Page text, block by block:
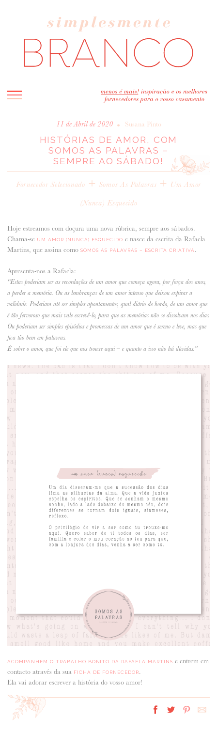
INICIO
BLOG
MELHOR INSPIRAÇÃO
REAL WEDDINGS & EDITORIAIS
ANUNCIE CONNOSCO
11 de Abril de 2020 • Susana Pinto
HISTÓRIAS DE AMOR, COM
SOMOS AS PALAVRAS –
SEMPRE AO SÁBADO!
Fornecedor Selecionado + Somos As Palavras + Um Amor
(nunca) Esquecido
Hoje estreamos com doçura uma nova rúbrica, sempre aos sábados.
Chama-se UM AMOR (NUNCA) ESQUECIDO e nasce da escrita da Rafaela
Martins, que assina como SOMOS AS PALAVRAS – ESCRITA CRIATIVA .
Apresenta-nos a Rafaela:
“Estas poderiam ser as recordações de um amor que começa agora, por força dos anos,
a perder a memória. Ou as lembranças de um amor intenso que deixou expirar a
validade. Poderiam até ser simples apontamentos, qual diário de bordo, de um amor que
é tão fervoroso que mais vale escrevê-lo, para que as memórias não se dissolvam nos dias.
Ou poderiam ser simples episódios e promessas de um amor que é sereno e leve, mas que
fica tão bem em palavras.
É sobre o amor, que foi ele que nos trouxe aqui – e quanto a isso não há dúvidas.”
ACOMPANHEM O TRABALHO BONITO DA RAFAELA MARTINS e entrem em
contacto através da sua
FICHA DE FORNECEDOR.
Ela vai adorar escrever a história do vosso amor!